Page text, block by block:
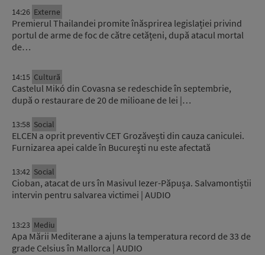
14:26 Externe
Premierul Thailandei promite înăsprirea legislației privind
portul de arme de foc de către cetățeni, după atacul mortal
de…
14:15 Cultură
Castelul Mikó din Covasna se redeschide în septembrie,
după o restaurare de 20 de milioane de lei |…
13:58 Social
ELCEN a oprit preventiv CET Grozăvești din cauza caniculei.
Furnizarea apei calde în Bucureşti nu este afectată
13:42 Social
Cioban, atacat de urs în Masivul Iezer-Păpușa. Salvamontiștii
intervin pentru salvarea victimei | AUDIO
13:23 Mediu
Apa Mării Mediterane a ajuns la temperatura record de 33 de
grade Celsius în Mallorca | AUDIO